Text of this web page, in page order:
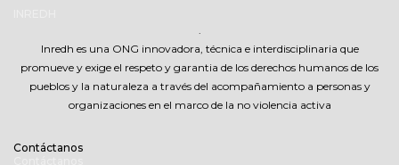
Inredh es una ONG innovadora, técnica e interdisciplinaria que
promueve y exige el respeto y garantia de los derechos humanos de los
pueblos y la naturaleza a través del acompañamiento a personas y
organizaciones en el marco de la no violencia activa
Contáctanos